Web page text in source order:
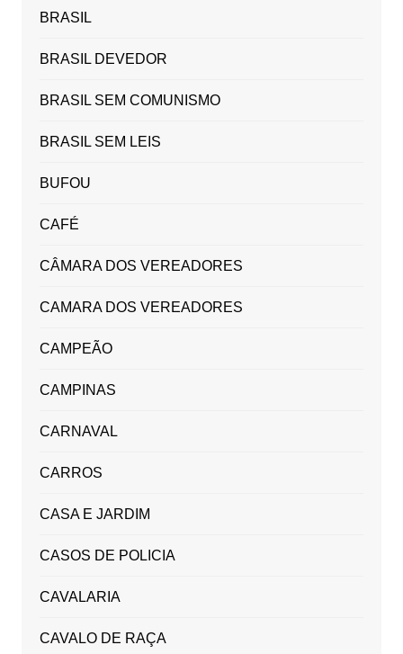
BRASIL
BRASIL DEVEDOR
BRASIL SEM COMUNISMO
BRASIL SEM LEIS
BUFOU
CAFÉ
CÂMARA DOS VEREADORES
CAMARA DOS VEREADORES
CAMPEÃO
CAMPINAS
CARNAVAL
CARROS
CASA E JARDIM
CASOS DE POLICIA
CAVALARIA
CAVALO DE RAÇA